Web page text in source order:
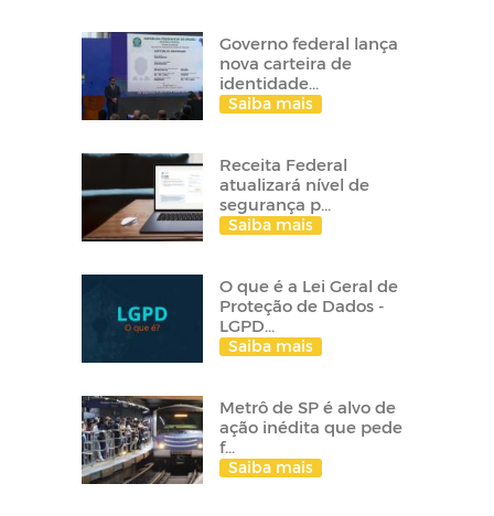
Governo federal lança
nova carteira de
identidade...
Saiba mais
Receita Federal
atualizará nível de
segurança p...
Saiba mais
O que é a Lei Geral de
Proteção de Dados -
LGPD...
Saiba mais
Metrô de SP é alvo de
ação inédita que pede
f...
Saiba mais